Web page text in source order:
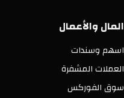
المال والأعمال
اسهم وسندات
العملات المشفرة
سوق الفوركس